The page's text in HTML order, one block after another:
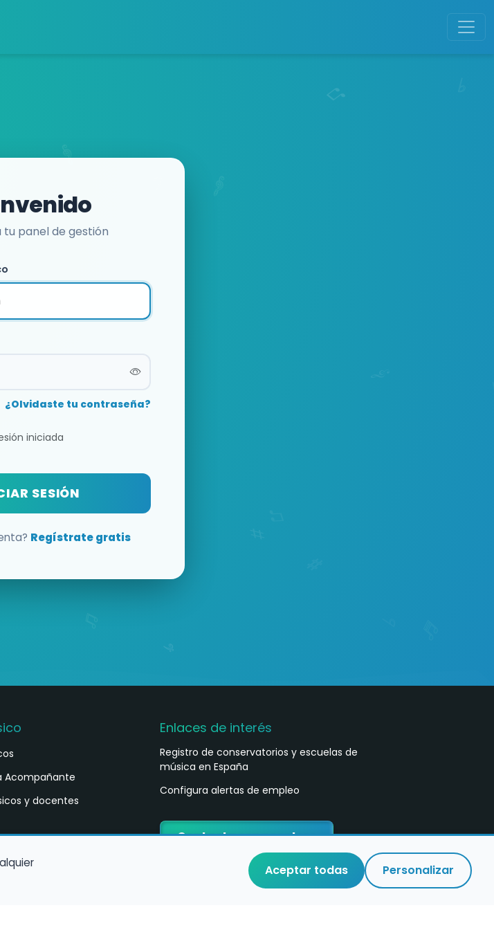
tu panel de gestión
¿Olvidaste tu contraseña?
iniciada
SESIÓN
Regístrate gratis
Acompañante
y docentes
Enlaces de interés
Registro de conservatorios y escuelas de
música en España
Configura alertas de empleo
Contacta con nosotros
Aceptar todas Personalizar